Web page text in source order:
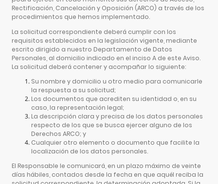
Rectificación, Cancelación y Oposición (ARCO) a través de los
procedimientos que hemos implementado.
La solicitud correspondiente deberá cumplir con los
requisitos establecidos en la legislación vigente, mediante
escrito dirigido a nuestro Departamento de Datos
Personales, al domicilio indicado en el inciso A de este Aviso.
La solicitud deberá contener y acompañar lo siguiente:
Su nombre y domicilio u otro medio para comunicarle
la respuesta a su solicitud;
Los documentos que acrediten su identidad o, en su
caso, la representación legal;
La descripción clara y precisa de los datos personales
respecto de los que se busca ejercer alguno de los
Derechos ARCO; y
Cualquier otro elemento o documento que facilite la
localización de los datos personales.
El Responsable le comunicará, en un plazo máximo de veinte
días hábiles, contados desde la fecha en que aquél reciba la